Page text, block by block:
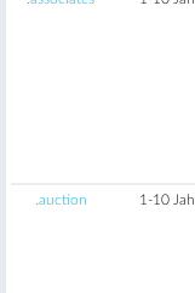
.auction 1-10